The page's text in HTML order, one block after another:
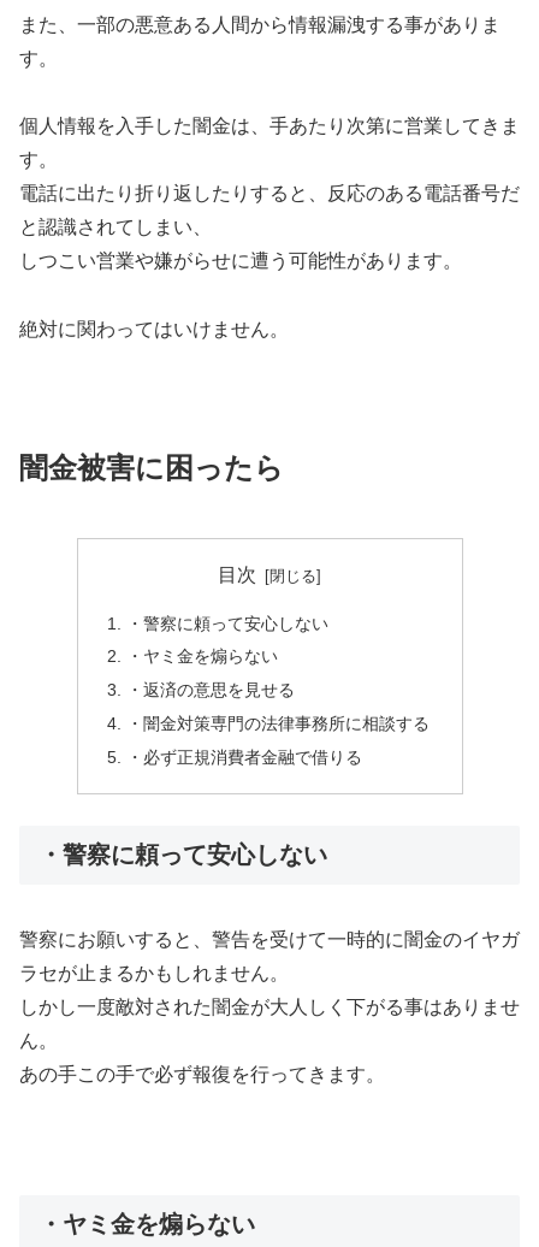
また、一部の悪意ある人間から情報漏洩する事がありま
す。
個人情報を入手した闇金は、手あたり次第に営業してきま
す。
電話に出たり折り返したりすると、反応のある電話番号だ
と認識されてしまい、
しつこい営業や嫌がらせに遭う可能性があります。
絶対に関わってはいけません。
闇金被害に困ったら
目次
・警察に頼って安心しない
・ヤミ金を煽らない
・返済の意思を見せる
・闇金対策専門の法律事務所に相談する
・必ず正規消費者金融で借りる
・警察に頼って安心しない
警察にお願いすると、警告を受けて一時的に闇金のイヤガ
ラセが止まるかもしれません。
しかし一度敵対された闇金が大人しく下がる事はありませ
ん。
あの手この手で必ず報復を行ってきます。
・ヤミ金を煽らない